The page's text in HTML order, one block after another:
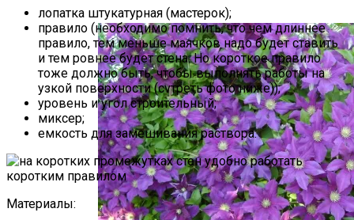
лопатка штукатурная (мастерок);
правило (необходимо помнить, что чем длиннее
правило, тем меньше маячков надо будет ставить
и тем ровнее будет стена. Но короткое правило
тоже должно быть, чтобы выполнять работы на
узкой поверхности (cvтреть фото ниже));
уровень и угол строительный;
миксер;
емкость для замешивания раствора.
Материалы: